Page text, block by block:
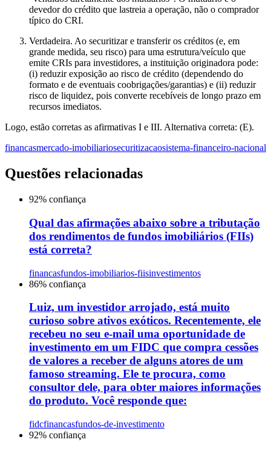
devedor do crédito que lastreia a operação, não o comprador
típico do CRI.
Verdadeira. Ao securitizar e transferir os créditos (e, em
grande medida, seu risco) para uma estrutura/veículo que
emite CRIs para investidores, a instituição originadora pode:
(i) reduzir exposição ao risco de crédito (dependendo do
formato e de eventuais coobrigações/garantias) e (ii) reduzir
risco de liquidez, pois converte recebíveis de longo prazo em
recursos imediatos.
Logo, estão corretas as afirmativas I e III. Alternativa correta: (E).
financasmercado-imobiliariosecuritizacaosistema-financeiro-nacional
Questões relacionadas
92% confiança
Qual das afirmações abaixo sobre a tributação
dos rendimentos de fundos imobiliários (FIIs)
está correta?
financasfundos-imobiliarios-fiisinvestimentos
86% confiança
Luiz, um investidor arrojado, está muito
curioso sobre ativos exóticos. Recentemente, ele
recebeu no seu e-mail uma oportunidade de
investimento em um FIDC que compra cessões
de valores a receber de alguns atores de um
famoso streaming. Ele te procura, como
consultor dele, para obter maiores informações
do produto. Você responde que:
fidcfinancasfundos-de-investimento
92% confiança